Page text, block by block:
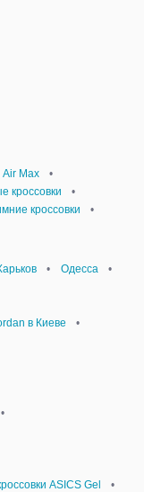
Air Max
•
кроссовки
•
кроссовки
•
• Одесса
•
в Киеве
•
•
ASICS Gel
•